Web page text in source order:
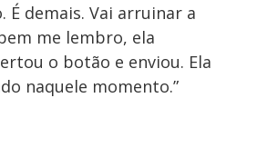
É demais. Vai arruinar a
me lembro, ela
o botão e enviou. Ela
naquele momento.”